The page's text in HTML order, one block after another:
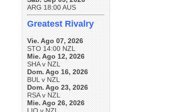
ARG 18:00 AUS
Greatest Rivalry
Vie. Ago 07, 2026
STO 14:00 NZL
Mie. Ago 12, 2026
SHA v NZL
Dom. Ago 16, 2026
BUL v NZL
Dom. Ago 23, 2026
RSA v NZL
Mie. Ago 26, 2026